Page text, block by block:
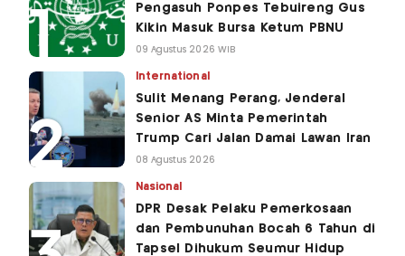
Pengasuh Ponpes Tebuireng Gus
Kikin Masuk Bursa Ketum PBNU
09 Agustus 2026 WIB
International
Sulit Menang Perang, Jenderal
Senior AS Minta Pemerintah
Trump Cari Jalan Damai Lawan Iran
08 Agustus 2026
Nasional
DPR Desak Pelaku Pemerkosaan
dan Pembunuhan Bocah 6 Tahun di
Tapsel Dihukum Seumur Hidup